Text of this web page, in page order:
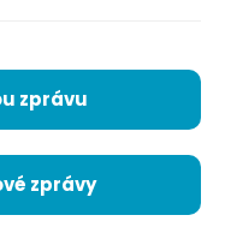
zprávu
zprávy